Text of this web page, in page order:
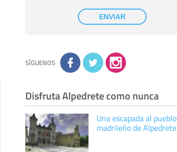
con su consentimiento previo, que podrá
facilitarnos mediante la casilla correspondiente
establecida al efecto.
Destinatarios:con carácter general, sólo el
Derechos:tiene derecho a saber qué
información tenemos sobre usted, corregirla y
eliminarla, tal y como se explica en la
información adicional disponible en nuestra
la información adicional y detallada sobre cómo
tratamos sus datos en lapolítica de privacidad
ENVIAR
SÍGUENOS
Disfruta Alpedrete como nunca
Una escapada al pueblo
madrileño de Alpedrete